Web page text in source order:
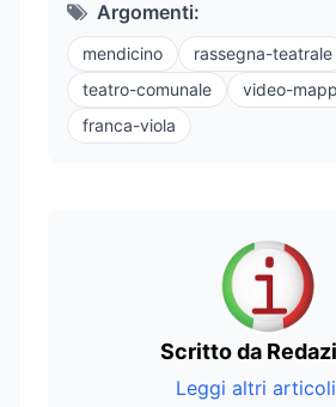
Argomenti:
mendicino
rassegna-teatrale
teatro-comunale
video-
franca-viola
Scritto da
Leggi altri articoli